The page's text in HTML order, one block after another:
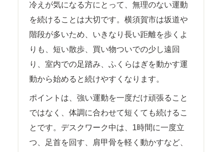
冷えが気になる方にとって、無理のない運動
を続けることは大切です。横須賀市は坂道や
階段が多いため、いきなり長い距離を歩くよ
りも、短い散歩、買い物ついでの少し遠回
り、室内での足踏み、ふくらはぎを動かす運
動から始めると続けやすくなります。
ポイントは、強い運動を一度だけ頑張ること
ではなく、体調に合わせて短くても続けるこ
とです。デスクワーク中は、1時間に一度立
つ、足首を回す、肩甲骨を軽く動かすなど、